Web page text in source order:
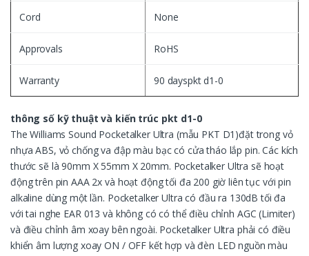
Cord None
Approvals RoHS
Warranty 90 dayspkt d1-0
thông số kỹ thuật và kiến ​​trúc pkt d1-0
The Williams Sound Pocketalker Ultra (mẫu PKT D1)đặt trong vỏ
nhựa ABS, vỏ chống va đập màu bạc có cửa tháo lắp pin. Các kích
thước sẽ là 90mm X 55mm X 20mm. Pocketalker Ultra sẽ hoạt
động trên pin AAA 2x và hoạt động tối đa 200 giờ liên tục với pin
alkaline dùng một lần. Pocketalker Ultra có đầu ra 130dB tối đa
với tai nghe EAR 013 và không có có thể điều chỉnh AGC (Limiter)
và điều chỉnh âm xoay bên ngoài. Pocketalker Ultra phải có điều
khiển âm lượng xoay ON / OFF kết hợp và đèn LED nguồn màu